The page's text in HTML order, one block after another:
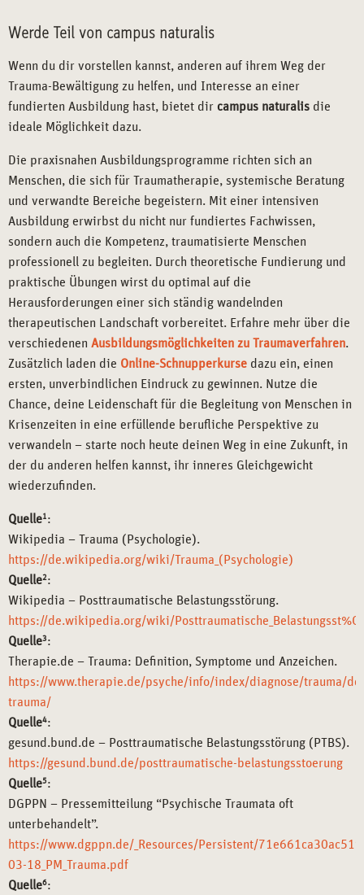
Werde Teil von campus naturalis
Wenn du dir vorstellen kannst, anderen auf ihrem Weg der
Trauma-Bewältigung zu helfen, und Interesse an einer
fundierten Ausbildung hast, bietet dir campus naturalis die
ideale Möglichkeit dazu.
Die praxisnahen Ausbildungsprogramme richten sich an
Menschen, die sich für Traumatherapie, systemische Beratung
und verwandte Bereiche begeistern. Mit einer intensiven
Ausbildung erwirbst du nicht nur fundiertes Fachwissen,
sondern auch die Kompetenz, traumatisierte Menschen
professionell zu begleiten. Durch theoretische Fundierung und
praktische Übungen wirst du optimal auf die
Herausforderungen einer sich ständig wandelnden
therapeutischen Landschaft vorbereitet. Erfahre mehr über die
verschiedenen Ausbildungsmöglichkeiten zu Traumaverfahren.
Zusätzlich laden die Online-Schnupperkurse dazu ein, einen
ersten, unverbindlichen Eindruck zu gewinnen. Nutze die
Chance, deine Leidenschaft für die Begleitung von Menschen in
Krisenzeiten in eine erfüllende berufliche Perspektive zu
verwandeln – starte noch heute deinen Weg in eine Zukunft, in
der du anderen helfen kannst, ihr inneres Gleichgewicht
wiederzufinden.
Quelle1 :
Wikipedia – Trauma (Psychologie).
https://de.wikipedia.org/wiki/Trauma_(Psychologie)
Quelle2 :
Wikipedia – Posttraumatische Belastungsstörung.
https://de.wikipedia.org/wiki/
Quelle3 :
Therapie.de – Trauma: Definition, Symptome und Anzeichen.
https://www.therapie.de/psyche/info/index/diagnose/trauma/
trauma/
Quelle4:
gesund.bund.de – Posttraumatische Belastungsstörung (PTBS).
https://gesund.bund.de/posttraumatische-belastungsstoerung
Quelle5 :
DGPPN – Pressemitteilung “Psychische Traumata oft
unterbehandelt”.
https://www.dgppn.de/_Resources/Persistent/
03-18_PM_Trauma.pdf
Quelle6: